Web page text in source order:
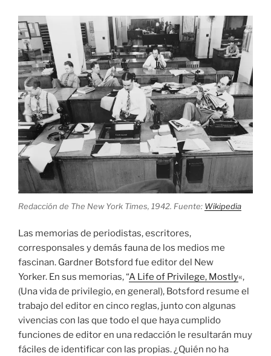
Redacción de The New York Times, 1942. Fuente: Wikipedia
Las memorias de periodistas, escritores,
corresponsales y demás fauna de los medios me
fascinan. Gardner Botsford fue editor del New
Yorker. En sus memorias, “A Life of Privilege, Mostly«,
(Una vida de privilegio, en general), Botsford resume el
trabajo del editor en cinco reglas, junto con algunas
vivencias con las que todo el que haya cumplido
funciones de editor en una redacción le resultarán muy
fáciles de identificar con las propias. ¿Quién no ha